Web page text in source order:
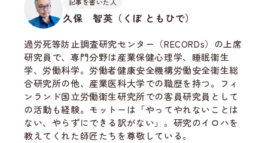
久保 智英（くぼ ともひで）
過労死等防止調査研究センター（RECORDs）の上席
研究員で、専門分野は産業保健心理学、睡眠衛生
学、労働科学。労働者健康安全機構労働安全衛生総
合研究所の他、産業医科大学での職歴を持つ。フィ
ンランド国立労働衛生研究所での客員研究員として
の活動も経験。モットーは「やってやれないことは
ない、やらずにできる訳がない」。研究のイロハを
教えてくれた師匠たちを尊敬している。